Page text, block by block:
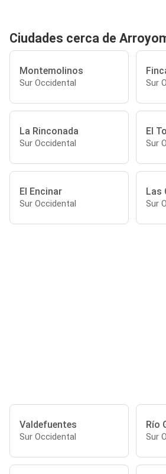
Ciudades cerca de
Montemolinos
Sur Occidental Sur
La Rinconada
Sur Occidental
El
Sur
El Encinar
Sur Occidental
Las
Sur
Valdefuentes
Sur Occidental
Río
Sur